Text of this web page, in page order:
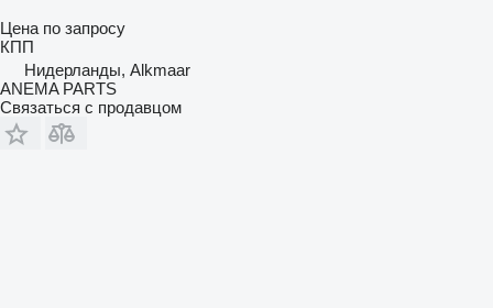
Цена по запросу
КПП
Нидерланды, Alkmaar
ANEMA PARTS
Связаться с продавцом